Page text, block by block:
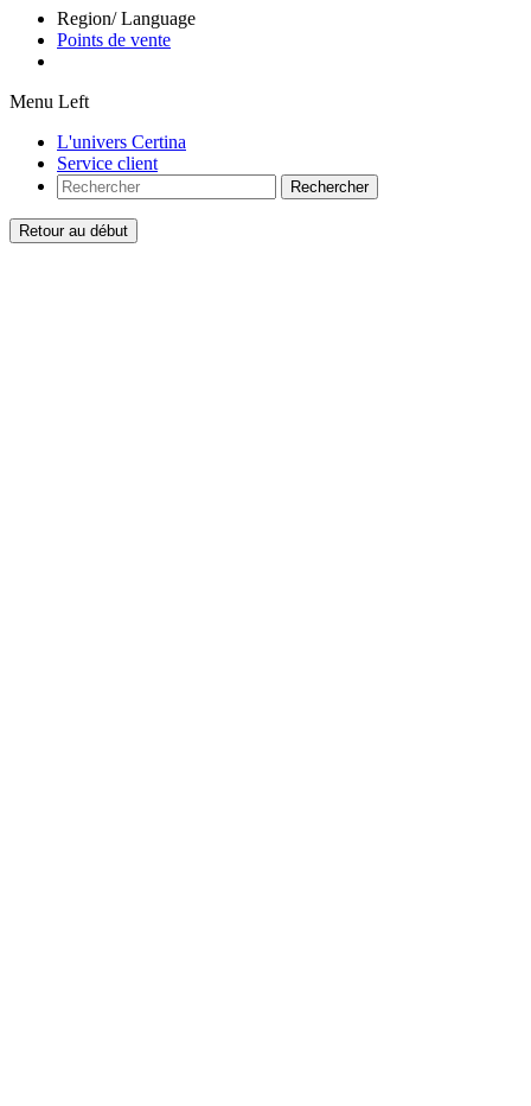
Region/ Language
Points de vente
Menu Left
L'univers Certina
Service client
Rechercher
Retour au début